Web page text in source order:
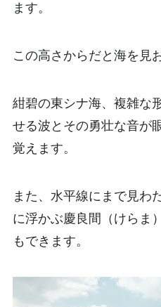
ます。
この高さからだと海を見
紺碧の東シナ海、複雑な
せる波とその勇壮な音が
覚えます。
また、水平線にまで見わ
に浮かぶ慶良間（けらま
もできます。